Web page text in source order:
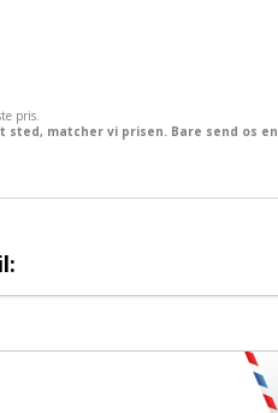
pris.
matcher vi prisen. Bare send os en